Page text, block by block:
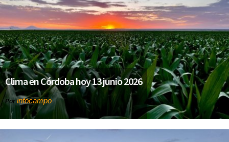
Clima en Córdoba hoy 13 junio 2026
Por infocampo